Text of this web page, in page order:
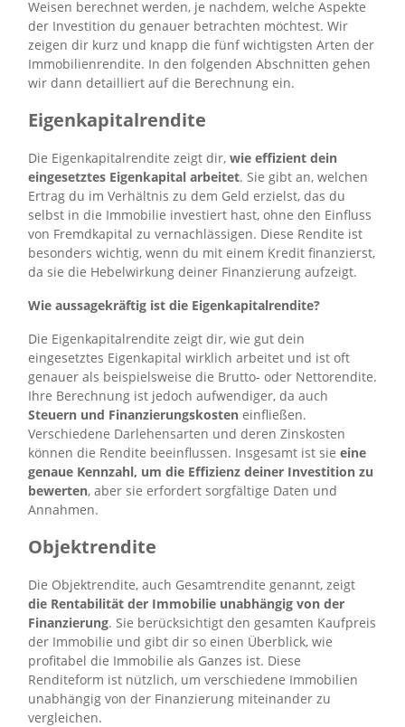
Weisen berechnet werden, je nachdem, welche Aspekte
der Investition du genauer betrachten möchtest. Wir
zeigen dir kurz und knapp die fünf wichtigsten Arten der
Immobilienrendite. In den folgenden Abschnitten gehen
wir dann detailliert auf die Berechnung ein.
Eigenkapitalrendite
Die Eigenkapitalrendite zeigt dir, wie effizient dein
eingesetztes Eigenkapital arbeitet. Sie gibt an, welchen
Ertrag du im Verhältnis zu dem Geld erzielst, das du
selbst in die Immobilie investiert hast, ohne den Einfluss
von Fremdkapital zu vernachlässigen. Diese Rendite ist
besonders wichtig, wenn du mit einem Kredit finanzierst,
da sie die Hebelwirkung deiner Finanzierung aufzeigt.
Wie aussagekräftig ist die Eigenkapitalrendite?
Die Eigenkapitalrendite zeigt dir, wie gut dein
eingesetztes Eigenkapital wirklich arbeitet und ist oft
genauer als beispielsweise die Brutto- oder Nettorendite.
Ihre Berechnung ist jedoch aufwendiger, da auch
Steuern und Finanzierungskosten einfließen.
Verschiedene Darlehensarten und deren Zinskosten
können die Rendite beeinflussen. Insgesamt ist sie eine
genaue Kennzahl, um die Effizienz deiner Investition zu
bewerten, aber sie erfordert sorgfältige Daten und
Annahmen.
Objektrendite
Die Objektrendite, auch Gesamtrendite genannt, zeigt
die Rentabilität der Immobilie unabhängig von der
Finanzierung. Sie berücksichtigt den gesamten Kaufpreis
der Immobilie und gibt dir so einen Überblick, wie
profitabel die Immobilie als Ganzes ist. Diese
Renditeform ist nützlich, um verschiedene Immobilien
unabhängig von der Finanzierung miteinander zu
vergleichen.